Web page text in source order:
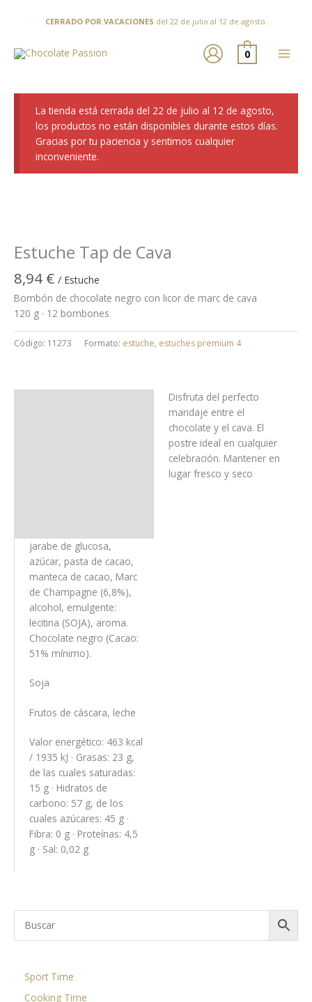
CERRADO POR VACACIONES del 22 de julio al 12 de agosto.
0
La tienda está cerrada del 22 de julio al 12 de agosto,
los productos no están disponibles durante estos días.
Gracias por tu paciencia y sentimos cualquier
inconveniente.
Estuche Tap de Cava
8,94 € / Estuche
Bombón de chocolate negro con licor de marc de cava
120 g · 12 bombones
Código: 11273 Formato: estuche, estuches premium 4
Disfruta del perfecto
maridaje entre el
chocolate y el cava. El
postre ideal en cualquier
celebración. Mantener en
lugar fresco y seco
jarabe de glucosa,
azúcar, pasta de cacao,
manteca de cacao, Marc
de Champagne (6,8%),
alcohol, emulgente:
lecitina (SOJA), aroma.
Chocolate negro (Cacao:
51% mínimo).
Soja
Frutos de cáscara, leche
Valor energético: 463 kcal
/ 1935 kJ · Grasas: 23 g,
de las cuales saturadas:
15 g · Hidratos de
carbono: 57 g, de los
cuales azúcares: 45 g ·
Fibra: 0 g · Proteínas: 4,5
g · Sal: 0,02 g
Sport Time
Cooking Time